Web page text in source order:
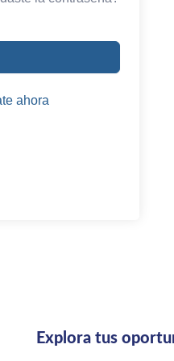
ahora
Explora tus